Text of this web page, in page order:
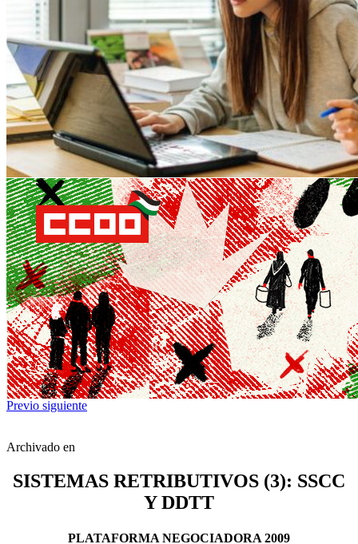
Previo siguiente
Archivado en
SISTEMAS RETRIBUTIVOS (3): SSCC
Y DDTT
PLATAFORMA NEGOCIADORA 2009